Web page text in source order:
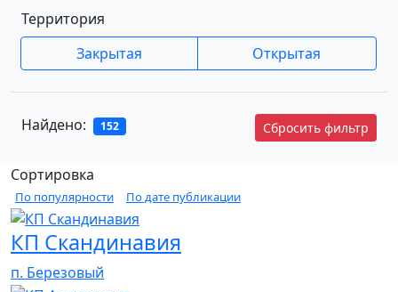
Территория
Закрытая
Открытая
Найдено: 152 Сбросить фильтр
Сортировка
По популярности По дате публикации
КП Скандинавия
п. Березовый